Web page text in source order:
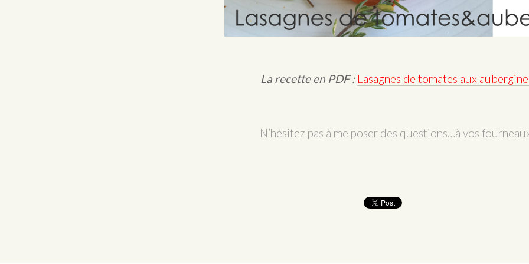
La recette en PDF : Lasagnes de tomates aux
N’hésitez pas à me poser des questions…à vos